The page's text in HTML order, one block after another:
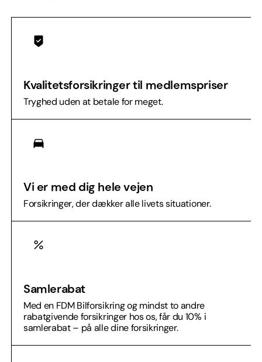
Kvalitetsforsikringer til medlemspriser
Tryghed uden at betale for meget.
Vi er med dig hele vejen​
Forsikringer, der dækker alle livets situationer.
Samlerabat
Med en FDM Bilforsikring og mindst to andre
rabatgivende forsikringer hos os, får du 10% i
samlerabat – på alle dine forsikringer.